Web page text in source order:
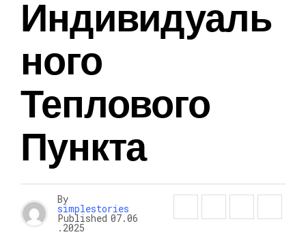
Индивидуаль
Ного
Теплового
Пункта
By
simplestories
Published 07.06
.2025